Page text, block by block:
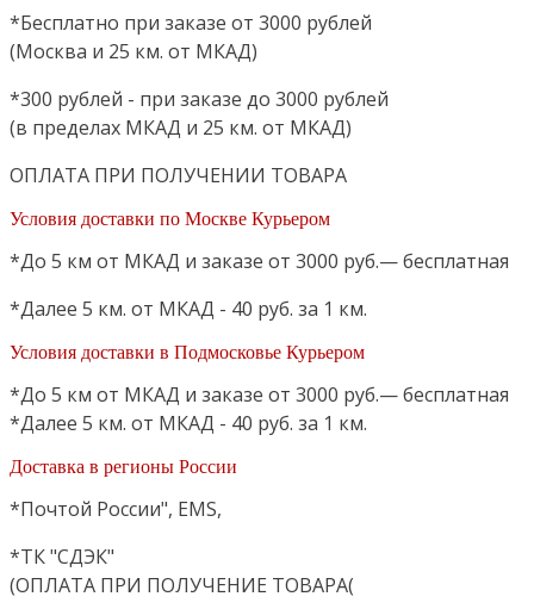
*Бесплатно при заказе от 3000 рублей
(Москва и 25 км. от МКАД)
*300 рублей - при заказе до 3000 рублей
(в пределах МКАД и 25 км. от МКАД)
ОПЛАТА ПРИ ПОЛУЧЕНИИ ТОВАРА
Условия доставки по Москве Курьером
*До 5 км от МКАД и заказе от 3000 руб.— бесплатная
*Далее 5 км. от МКАД - 40 руб. за 1 км.
Условия доставки в Подмосковье Курьером
*До 5 км от МКАД и заказе от 3000 руб.— бесплатная
*Далее 5 км. от МКАД - 40 руб. за 1 км.
Доставка в регионы России
*Почтой России", EMS,
*ТК "СДЭК"
(ОПЛАТА ПРИ ПОЛУЧЕНИЕ ТОВАРА(